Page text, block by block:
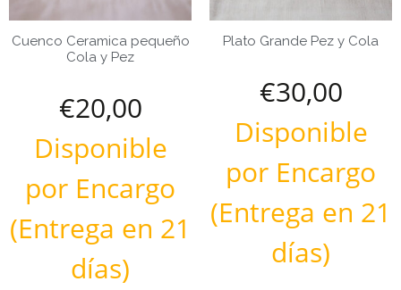
Cuenco Ceramica pequeño
Cola y Pez
€20,00
Disponible
por Encargo
(Entrega en 21
días)
Plato Grande Pez y Cola
€30,00
Disponible
por Encargo
(Entrega en 21
días)